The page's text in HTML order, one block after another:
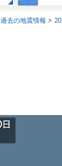
過去の地震情報